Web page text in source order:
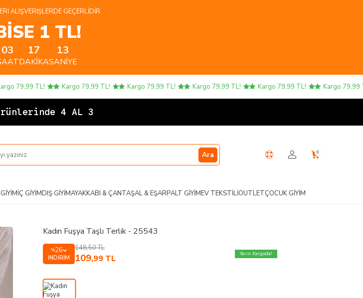
ALIŞVERIŞLERDE GEÇERLIDIR.
1 TL!
03 17
DAKIKA
12
SANIYE
79,99 TL! Kargo 79,99 TL! Kargo 79,99 TL! Kargo 79,99 TL! Kargo 79,99 TL! Kargo 79,99 TL!
4 AL 3 ÖDE!
Ara 0
İÇ GIYIMDIŞ GIYIMAYAKKABI & ÇANTAŞAL & EŞARPALT GIYIMEV TEKSTILIOUTLETÇOCUK GIYIM
Kadın Fuşya Taşlı Terlik - 25543
%26
İNDIRIM
148,50TL
109,99 TL Yarın Kargoda!